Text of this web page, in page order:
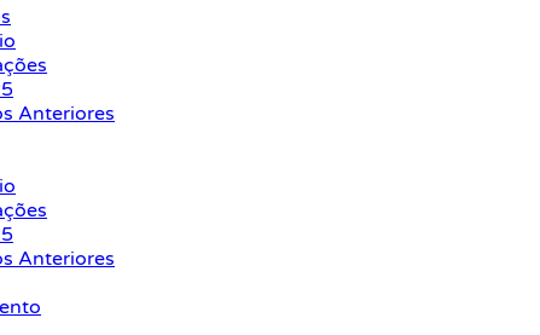
Anteriores
Anteriores